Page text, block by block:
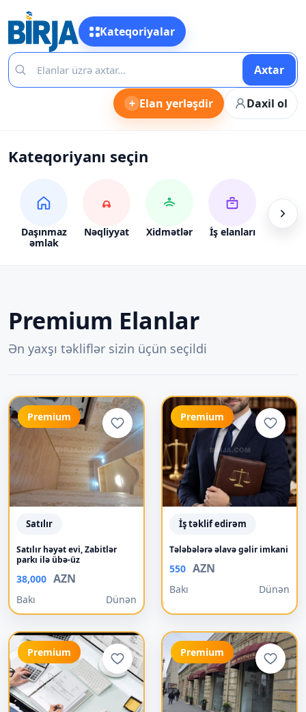
Kateqoriyalar
Axtar
+ Elan yerləşdir Daxil ol
Kateqoriyanı seçin
Daşınmaz
əmlak
Nəqliyyat Xidmətlər İş elanları Alış-
Premium Elanlar
Ən yaxşı təkliflər sizin üçün seçildi
Premium
Satılır
Satılır həyət evi, Zabitlər
parkı ilə übə-üz
38,000 AZN
Bakı Dünən
Premium
İş təklif edirəm
Tələbələrə əlavə gəlir imkani
550 AZN
Bakı Dünən
Premium Premium